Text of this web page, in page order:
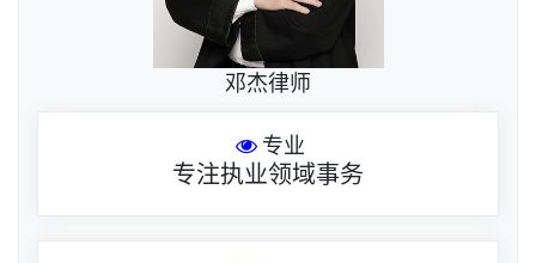
邓杰律师
专业
专注执业领域事务